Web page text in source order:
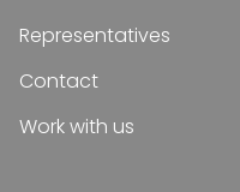
Representatives
Contact
Work with us